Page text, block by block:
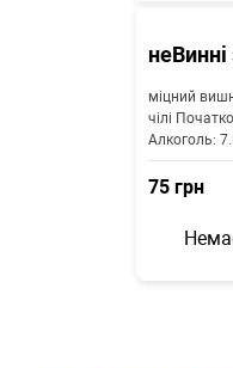
міцний
чілі
Алкоголь:
75 грн